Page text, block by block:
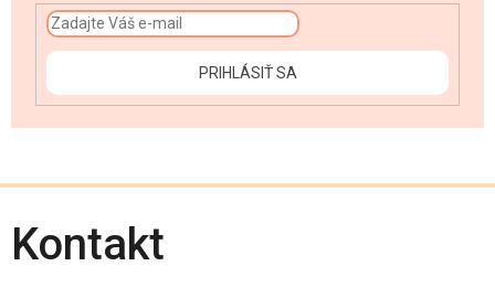
PRIHLÁSIŤ SA
Kontakt